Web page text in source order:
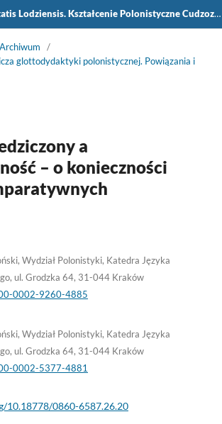
Acta Universitatis Lodziensis. Kształcenie Polonistyczne Cudzoziemców
Archiwum
/
glottodydaktyki polonistycznej. Powiązania i
a
– o konieczności
Wydział Polonistyki, Katedra Języka
ul. Grodzka 64, 31-044 Kraków
0002-9260-4885
Wydział Polonistyki, Katedra Języka
ul. Grodzka 64, 31-044 Kraków
0002-5377-4881
10.18778/0860-6587.26.20